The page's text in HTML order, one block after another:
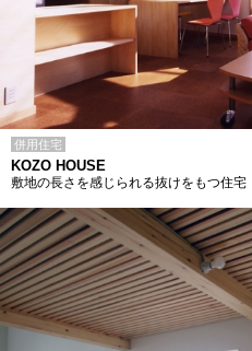
併用住宅
KOZO HOUSE
敷地の長さを感じられる抜けをもつ住宅